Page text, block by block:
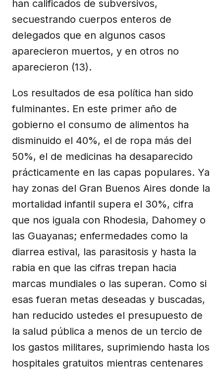
han calificados de subversivos,
secuestrando cuerpos enteros de
delegados que en algunos casos
aparecieron muertos, y en otros no
aparecieron (13).
Los resultados de esa política han sido
fulminantes. En este primer año de
gobierno el consumo de alimentos ha
disminuido el 40%, el de ropa más del
50%, el de medicinas ha desaparecido
prácticamente en las capas populares. Ya
hay zonas del Gran Buenos Aires donde la
mortalidad infantil supera el 30%, cifra
que nos iguala con Rhodesia, Dahomey o
las Guayanas; enfermedades como la
diarrea estival, las parasitosis y hasta la
rabia en que las cifras trepan hacia
marcas mundiales o las superan. Como si
esas fueran metas deseadas y buscadas,
han reducido ustedes el presupuesto de
la salud pública a menos de un tercio de
los gastos militares, suprimiendo hasta los
hospitales gratuitos mientras centenares